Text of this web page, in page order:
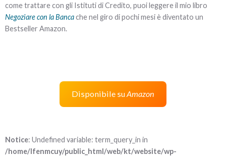
come trattare con gli Istituti di Credito, puoi leggere il mio libro
Negoziare con la Bancache nel giro di pochi mesi è diventato un
Bestseller Amazon.
Disponibile suAmazon
Notice: Undefined variable: term_query_in in
/home/lfenmcuy/public_html/web/kt/website/wp-